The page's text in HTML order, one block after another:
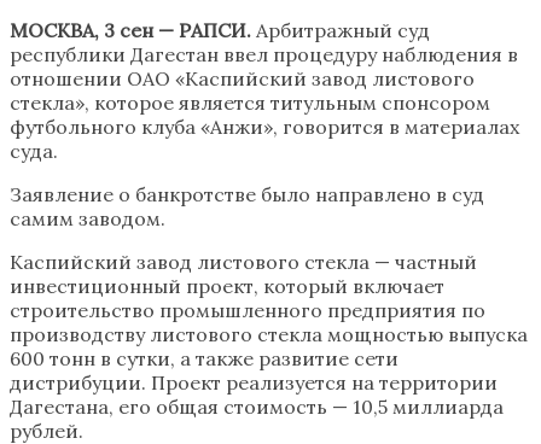
МОСКВА, 3 сен — РАПСИ. Арбитражный суд
республики Дагестан ввел процедуру наблюдения в
отношении ОАО «Каспийский завод листового
стекла», которое является титульным спонсором
футбольного клуба «Анжи», говорится в материалах
суда.
Заявление о банкротстве было направлено в суд
самим заводом.
Каспийский завод листового стекла — частный
инвестиционный проект, который включает
строительство промышленного предприятия по
производству листового стекла мощностью выпуска
600 тонн в сутки, а также развитие сети
дистрибуции. Проект реализуется на территории
Дагестана, его общая стоимость — 10,5 миллиарда
рублей.